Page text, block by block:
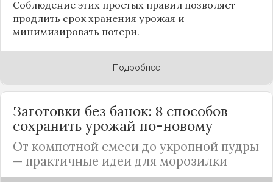
Соблюдение этих простых правил позволяет
продлить срок хранения урожая и
минимизировать потери.
Подробнее
Заготовки без банок: 8 способов
сохранить урожай по-новому
От компотной смеси до укропной пудры
— практичные идеи для морозилки